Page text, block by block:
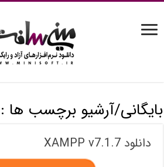
بایگانی/آرشیو برچسب
دانلود XAMPP v7.1.7